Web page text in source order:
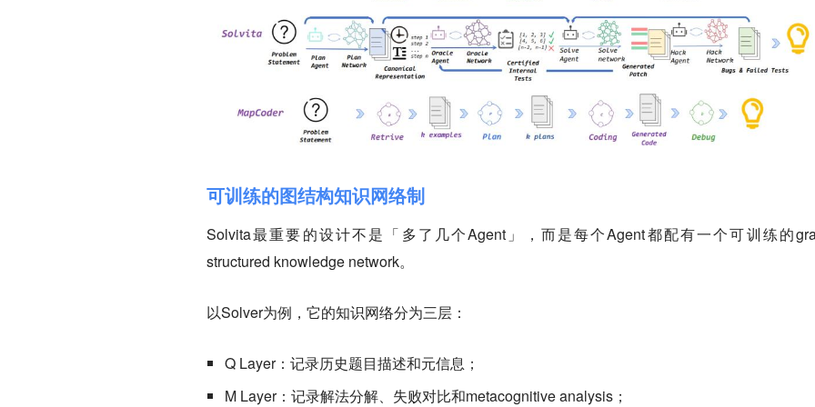
可训练的图结构知识网络制
Solvita最重要的设计不是「多了几个Agent」，而是每个Agent都配有一个可训练的
structured knowledge network。
以Solver为例，它的知识网络分为三层：
Q Layer：记录历史题目描述和元信息；
M Layer：记录解法分解、失败对比和metacognitive analysis；